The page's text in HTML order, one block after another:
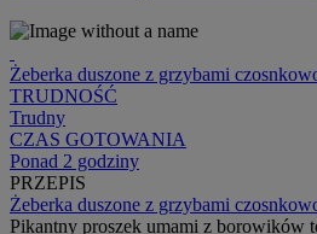
Żeberka duszone z grzybami
TRUDNOŚĆ
Trudny
CZAS GOTOWANIA
Ponad 2 godziny
PRZEPIS
Żeberka duszone z grzybami
Pikantny proszek umami z borowików